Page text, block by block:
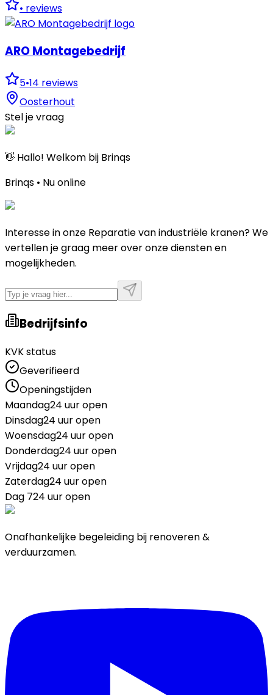
• reviews
ARO Montagebedrijf
5•14 reviews
Oosterhout
Stel je vraag
👋 Hallo! Welkom bij Brinqs
Brinqs • Nu online
Interesse in onze Reparatie van industriële kranen? We
vertellen je graag meer over onze diensten en
mogelijkheden.
Bedrijfsinfo
KVK status
Geverifieerd
Openingstijden
Maandag24 uur open
Dinsdag24 uur open
Woensdag24 uur open
Donderdag24 uur open
Vrijdag24 uur open
Zaterdag24 uur open
Dag 724 uur open
Onafhankelijke begeleiding bij renoveren &
verduurzamen.